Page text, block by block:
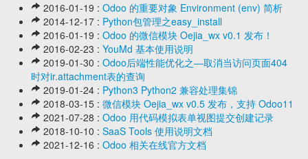
2016-01-19 : Odoo 的重要对象 Environment (env) 简析
2014-12-17 : Python包管理之easy_install
2016-01-19 : Odoo 的微信模块 Oejia_wx v0.1 发布！
2016-02-23 : YouMd 基本使用说明
2019-01-30 : Odoo后端性能优化之—取消当访问页面404
时对ir.attachment表的查询
2019-01-24 : Python3 Python2 兼容处理集锦
2018-03-15 : 微信模块 Oejia_wx v0.5 发布，支持 Odoo11
2021-07-28 : Odoo 用代码模拟表单视图提交创建记录
2018-10-10 : SaaS Tools 使用说明文档
2021-12-16 : Odoo 相关在线官方文档